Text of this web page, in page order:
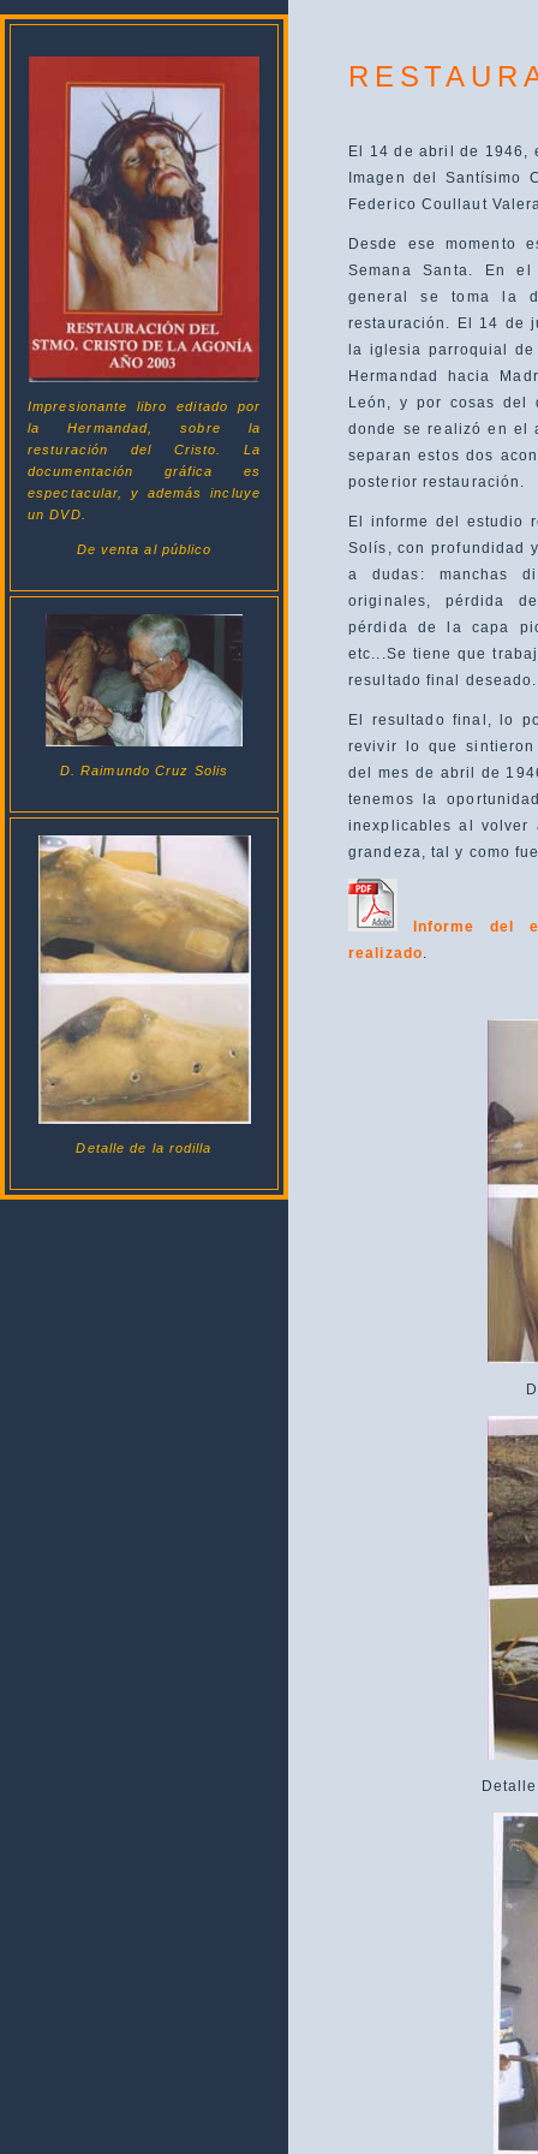
Impresionante libro editado por
la Hermandad, sobre la
resturación del Cristo. La
documentación gráfica es
espectacular, y además incluye
un DVD.
De venta al público
D. Raimundo Cruz Solis
Detalle de la rodilla
El 14 de abril de 1946,
Imagen del Santísimo
Federico Coullaut
Desde ese momento
Semana Santa. En
general se toma la
restauración. El 14 de
la iglesia parroquial
Hermandad hacia
León, y por cosas del
donde se realizó en el
separan estos dos
posterior restauración.
El informe del estudio
Solís, con profundidad
a dudas: manchas
originales, pérdida
pérdida de la capa
etc...Se tiene que
resultado final deseado.
El resultado final, lo
revivir lo que sintieron
del mes de abril de
tenemos la
inexplicables al volver
grandeza, tal y como
Informe del
realizado.